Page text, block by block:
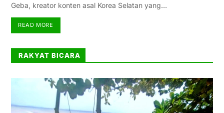
Geba, kreator konten asal Korea Selatan yang…
READ MORE
RAKYAT BICARA